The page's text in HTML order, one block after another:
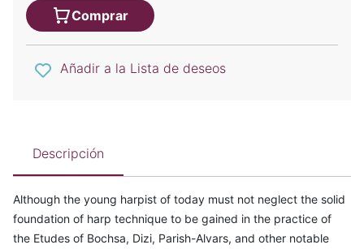
Comprar
Añadir a la Lista de deseos
Descripción
Although the young harpist of today must not neglect the solid
foundation of harp technique to be gained in the practice of
the Etudes of Bochsa, Dizi, Parish-Alvars, and other notable